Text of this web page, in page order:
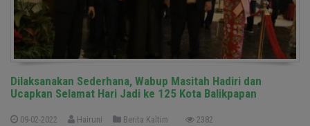
Dilaksanakan Sederhana, Wabup Masitah Hadiri dan
Ucapkan Selamat Hari Jadi ke 125 Kota Balikpapan
09-02-2022 Hairuni Berita Kaltim 2382